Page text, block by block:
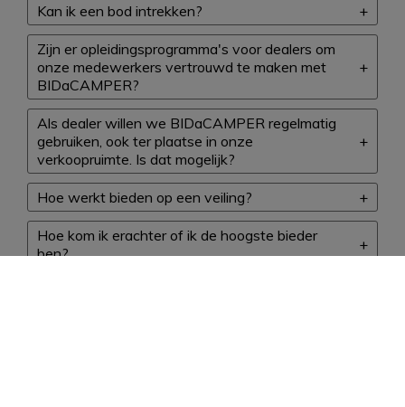
Kan ik een bod intrekken?
Zijn er opleidingsprogramma's voor dealers om
onze medewerkers vertrouwd te maken met
BIDaCAMPER?
Als dealer willen we BIDaCAMPER regelmatig
gebruiken, ook ter plaatse in onze
verkoopruimte. Is dat mogelijk?
Hoe werkt bieden op een veiling?
Hoe kom ik erachter of ik de hoogste bieder
ben?